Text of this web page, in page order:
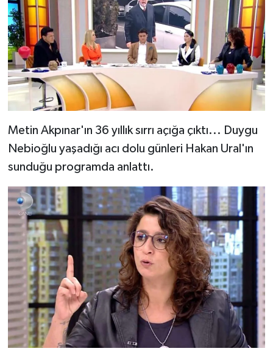
Metin Akpınar'ın 36 yıllık sırrı açığa çıktı... Duygu
Nebioğlu yaşadığı acı dolu günleri Hakan Ural'ın
sunduğu programda anlattı.